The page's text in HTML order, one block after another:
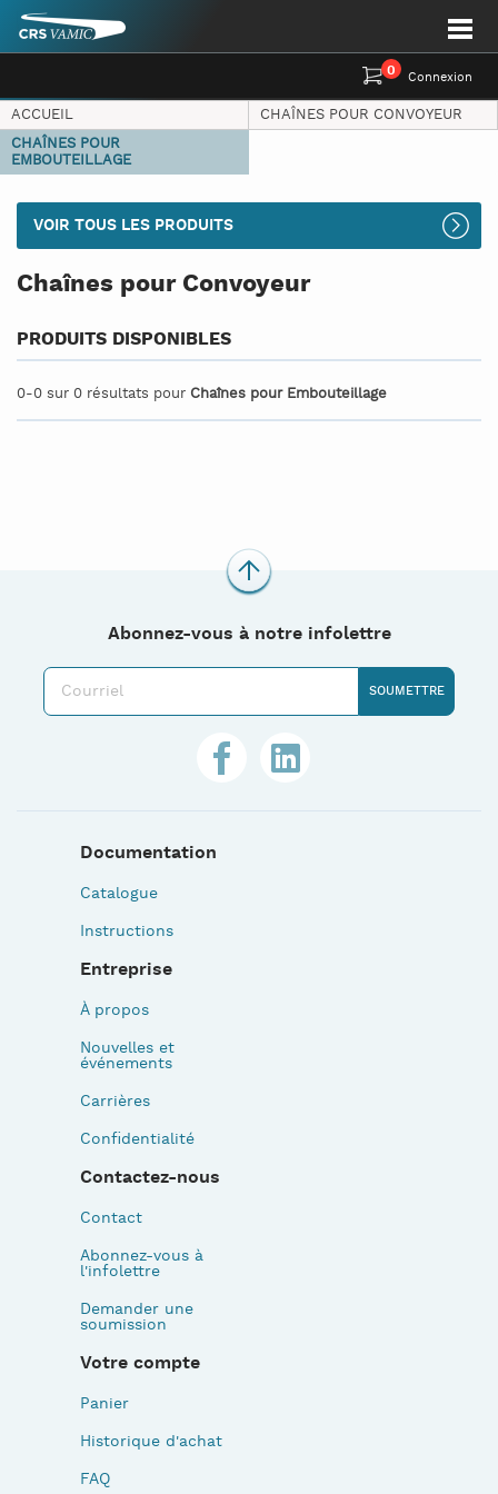
Connexion
0
ACCUEIL
CHAÎNES POUR CONVOYEUR
CHAÎNES POUR
EMBOUTEILLAGE
VOIR TOUS LES PRODUITS
Chaînes pour Convoyeur
PRODUITS DISPONIBLES
0-0 sur 0 résultats pour Chaînes pour Embouteillage
Abonnez-vous à notre infolettre
Documentation
Catalogue
Instructions
Entreprise
À propos
Nouvelles et
événements
Carrières
Confidentialité
Contactez-nous
Contact
Abonnez-vous à
l'infolettre
Demander une
soumission
Votre compte
Panier
Historique d'achat
FAQ